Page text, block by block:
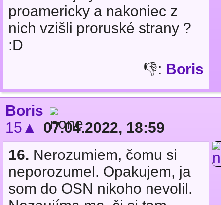
proamericky a nakoniec z
nich vzišli proruské strany ?
:D
👎: Boris
Boris
15▲
07.04.2022, 18:59
16. Nerozumiem, čomu si
neporozumel. Opakujem, ja
som do OSN nikoho nevolil.